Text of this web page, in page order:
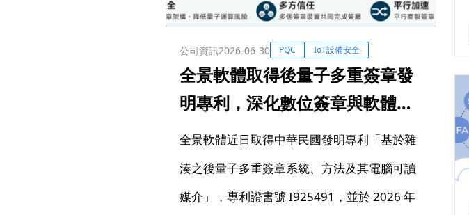
公司資訊2026-06-30 PQC IoT設備安全
全景軟體取得後量子多重簽章發
明專利，深化數位簽章與軟體供
應鏈安全布局
全景軟體近日取得中華民國發明專利「基於雜
湊之後量子多重簽章系統、方法及其電腦可讀
媒介」，專利證書號 I925491，並於 2026 年